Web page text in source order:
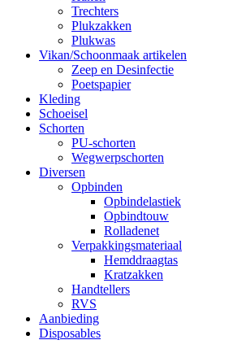
Trechters
Plukzakken
Plukwas
Vikan/Schoonmaak artikelen
Zeep en Desinfectie
Poetspapier
Kleding
Schoeisel
Schorten
PU-schorten
Wegwerpschorten
Diversen
Opbinden
Opbindelastiek
Opbindtouw
Rolladenet
Verpakkingsmateriaal
Hemddraagtas
Kratzakken
Handtellers
RVS
Aanbieding
Disposables